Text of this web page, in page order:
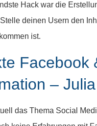
Hack war die
deinen Usern den
ist.
Facebook
–
das Thema Social